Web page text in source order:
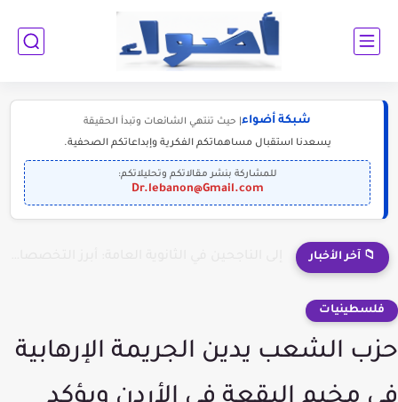
شبكة أضواء | حيث تنتهي الشائعات وتبدأ الحقيقة
يسعدنا استقبال مساهماتكم الفكرية وإبداعاتكم الصحفية.
للمشاركة بنشر مقالاتكم وتحليلاتكم:
Dr.lebanon@Gmail.com
📁 آخر الأخبار
فلسطينيات
حزب الشعب يدين الجريمة الإرهابية